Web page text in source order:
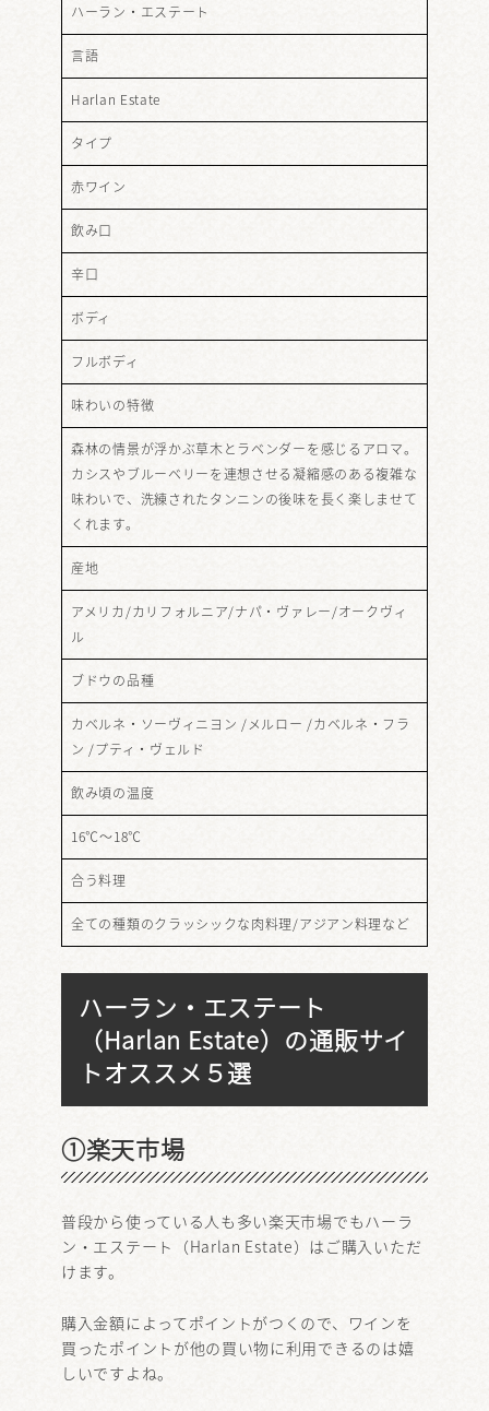
ハーラン・エステート
言語
Harlan Estate
タイプ
赤ワイン
飲み口
辛口
ボディ
フルボディ
味わいの特徴
森林の情景が浮かぶ草木とラベンダーを感じるアロマ。
カシスやブルーベリーを連想させる凝縮感のある複雑な
味わいで、洗練されたタンニンの後味を長く楽しませて
くれます。
産地
アメリカ/カリフォルニア/ナパ・ヴァレー/オークヴィ
ル
ブドウの品種
カベルネ・ソーヴィニヨン /メルロー /カベルネ・フラ
ン /プティ・ヴェルド
飲み頃の温度
16℃～18℃
合う料理
全ての種類のクラッシックな肉料理/アジアン料理など
ハーラン・エステート
（Harlan Estate）の通販サイ
トオススメ５選
①楽天市場
普段から使っている人も多い楽天市場でもハーラ
ン・エステート（Harlan Estate）はご購入いただ
けます。
購入金額によってポイントがつくので、ワインを
買ったポイントが他の買い物に利用できるのは嬉
しいですよね。